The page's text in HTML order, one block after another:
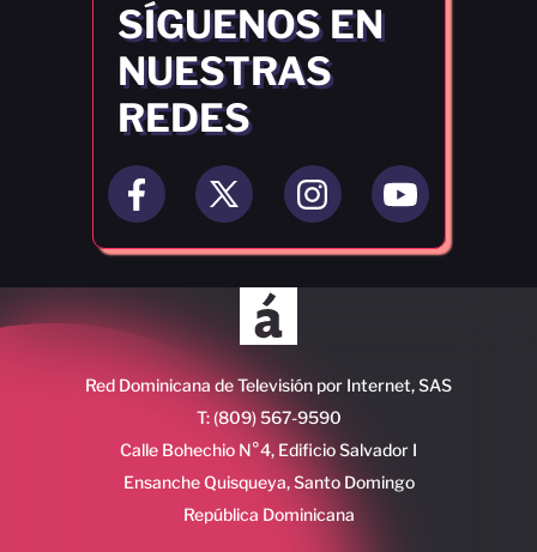
SÍGUENOS EN
NUESTRAS
REDES
Red Dominicana de Televisión por Internet, SAS
T: (809) 567-9590
Calle Bohechio N°4, Edificio Salvador I
Ensanche Quisqueya, Santo Domingo
República Dominicana